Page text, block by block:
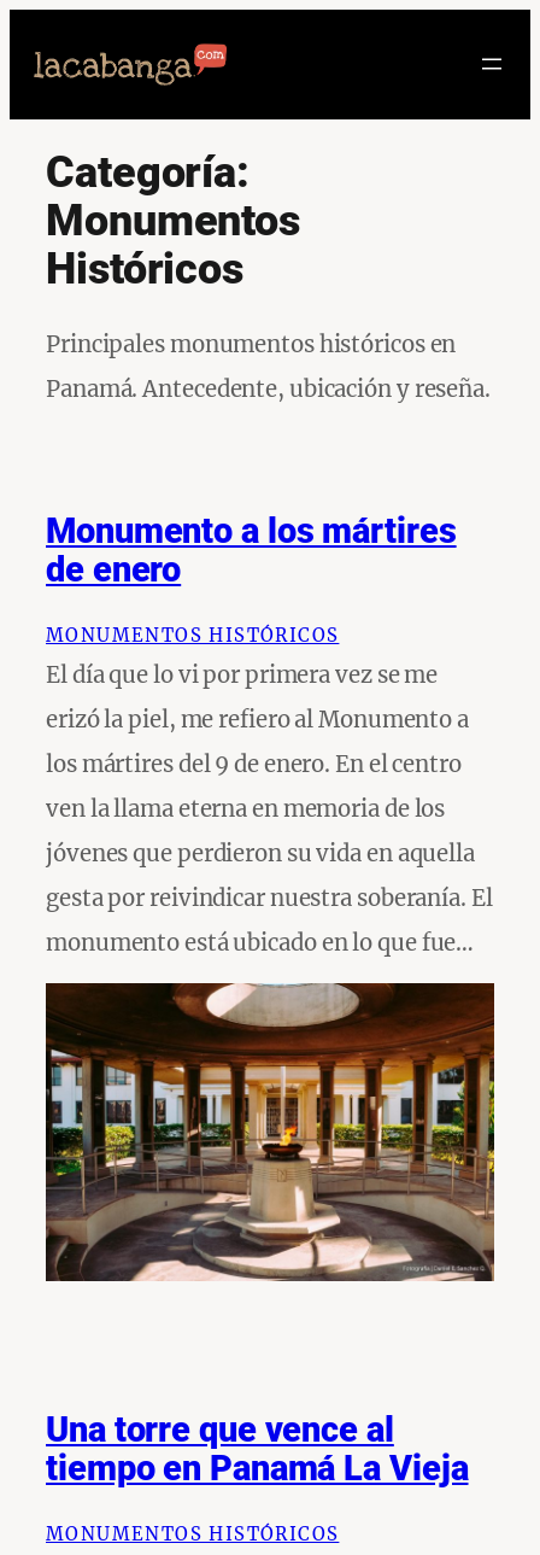
Categoría:
Monumentos
Históricos
Principales monumentos históricos en
Panamá. Antecedente, ubicación y reseña.
Monumento a los mártires
de enero
MONUMENTOS HISTÓRICOS
El día que lo vi por primera vez se me
erizó la piel, me refiero al Monumento a
los mártires del 9 de enero. En el centro
ven la llama eterna en memoria de los
jóvenes que perdieron su vida en aquella
gesta por reivindicar nuestra soberanía. El
monumento está ubicado en lo que fue…
Una torre que vence al
tiempo en Panamá La Vieja
MONUMENTOS HISTÓRICOS